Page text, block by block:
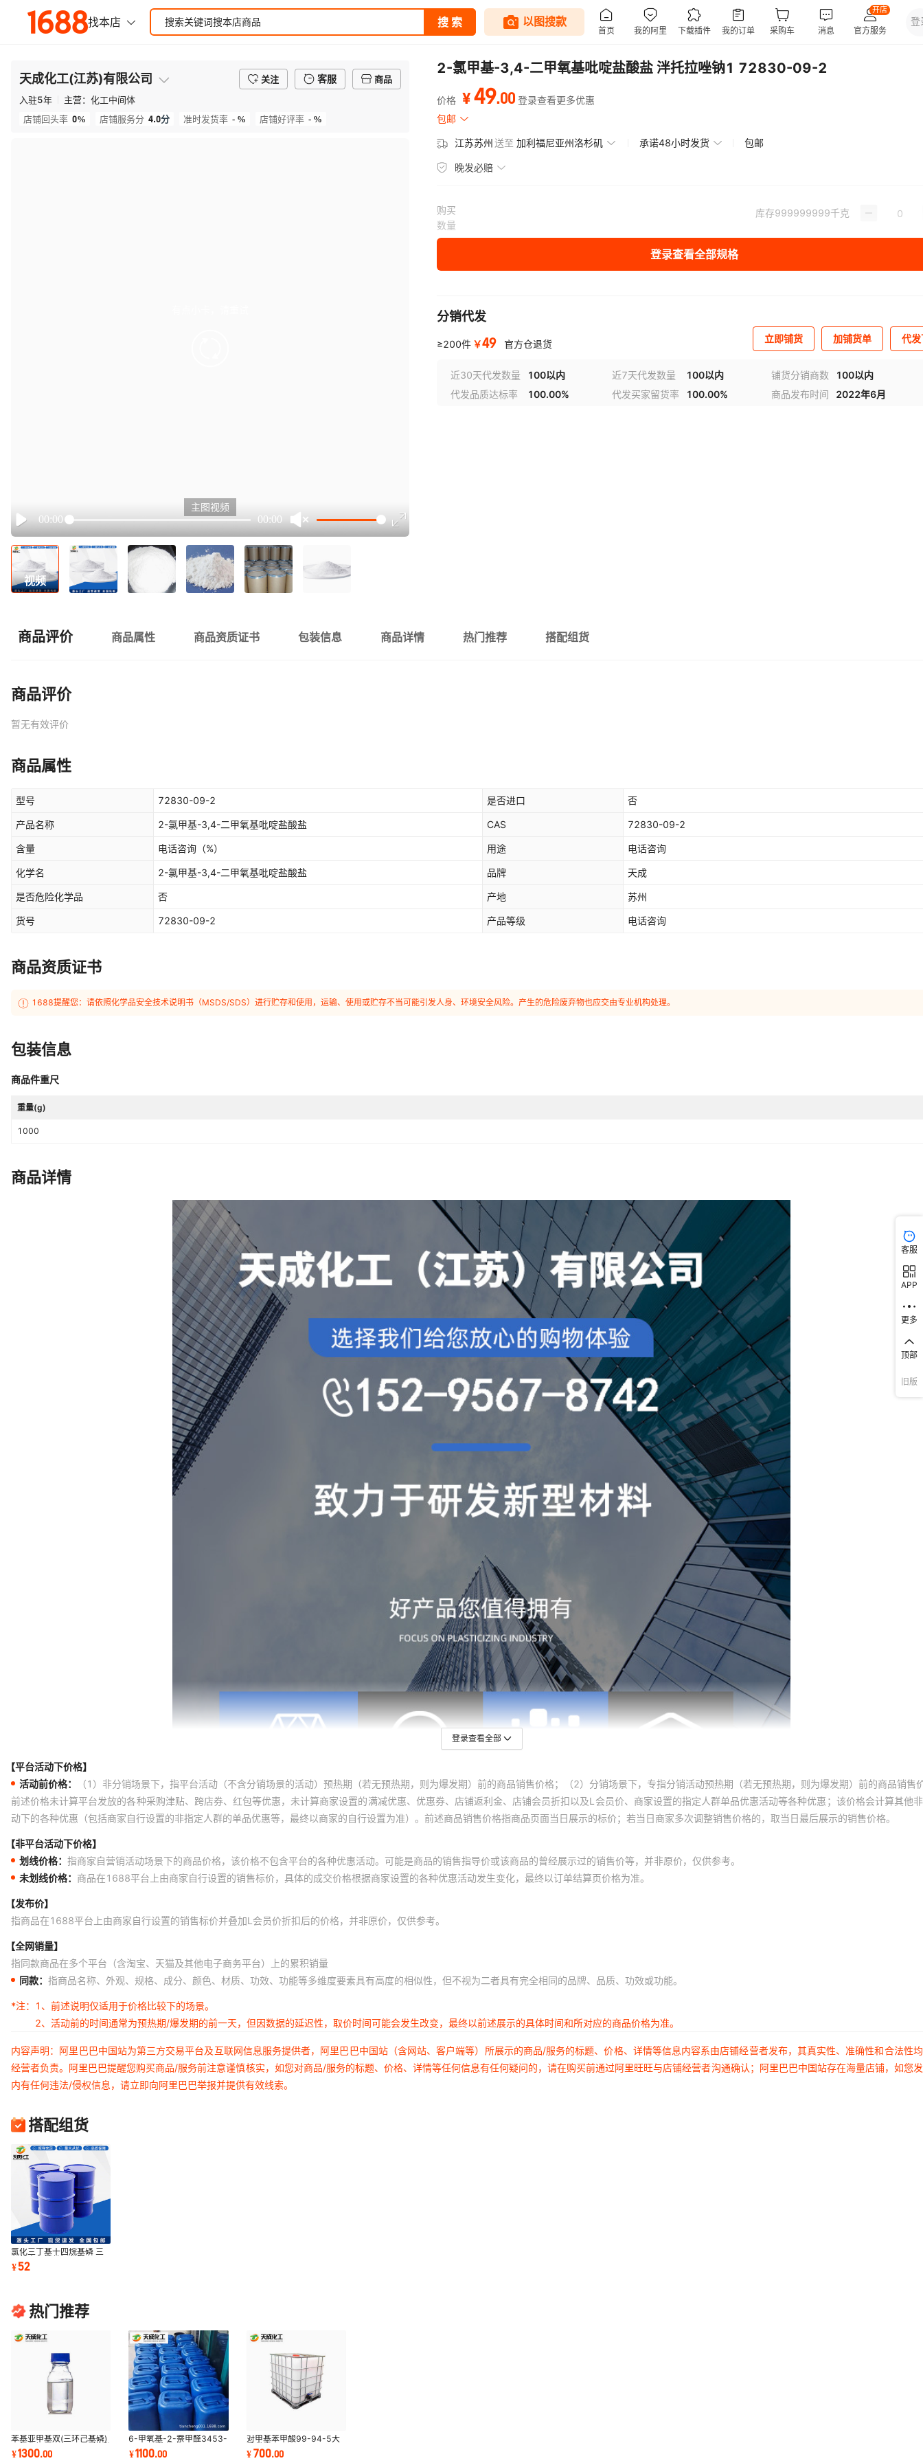
天成化工(江苏)有限公司 关注 客服
商品
入驻5年 主营： 化工中间体
店铺回头率 0% 店铺服务分 4.0分 准时发货率 - % 店铺好评率 - %
Play
00:00 00:00
主图视频
视频
2-氯甲基-3,4-二甲氧基吡啶盐酸盐 泮托拉唑钠1 72830-09-2
价格 ¥49.00 登录查看更多优惠
包邮
江苏苏州送至 加利福尼亚州洛杉矶 承诺48小时发货 包邮
晚发必赔
购买
数量
库存999999999千克
登录查看全部规格
分销代发
≥200件 ￥49 官方仓退货 立即铺货 加铺货单 代
近30天代发数量 100以内 近7天代发数量 100以内 铺货分销商数
100以内
代发品质达标率
100.00% 代发买家留货率 100.00% 商品发布时间 2022年6月
商品评价 商品属性 商品资质证书 包装信息 商品详情 热门推荐 搭配组货
商品评价
暂无有效评价
商品属性
型号 72830-09-2 是否进口 否
产品名称 2-氯甲基-3,4-二甲氧基吡啶盐酸盐 CAS 72830-09-2
含量 电话咨询 （%） 用途 电话咨询
化学名 2-氯甲基-3,4-二甲氧基吡啶盐酸盐 品牌 天成
是否危险化学品 否 产地 苏州
货号 72830-09-2 产品等级 电话咨询
商品资质证书
1688提醒您：请依照化学品安全技术说明书（MSDS/SDS）进行贮存和使用，运输、使用或贮存不当可能引发人身、环境安全风险。产生的危险废弃物也应交由专业机构处理。
包装信息
商品件重尺
重量(g)
1000
商品详情
登录查看全部
【平台活动下价格】
活动前价格：
（1）非分销场景下，指平台活动（不含分销场景的活动）预热期（若无预热期，则为爆发期）前的商品销售价格；（2）分销场景下，专指分销活动预热期（若无预热期，则为爆发期）前的商品销售
前述价格未计算平台发放的各种采购津贴、跨店券、红包等优惠，未计算商家设置的满减优惠、优惠券、店铺返利金、店铺会员折扣以及L会员价、商家设置的指定人群单品优惠活动等各种优惠；该价格会计算其他
动下的各种优惠（包括商家自行设置的非指定人群的单品优惠等，最终以商家的自行设置为准）。前述商品销售价格指商品页面当日展示的标价；若当日商家多次调整销售价格的，取当日最后展示的销售价格。
【非平台活动下价格】
划线价格： 指商家自营销活动场景下的商品价格，该价格不包含平台的各种优惠活动。可能是商品的销售指导价或该商品的曾经展示过的销售价等，并非原价，仅供参考。
未划线价格： 商品在1688平台上由商家自行设置的销售标价，具体的成交价格根据商家设置的各种优惠活动发生变化，最终以订单结算页价格为准。
【发布价】
指商品在1688平台上由商家自行设置的销售标价并叠加L会员价折扣后的价格，并非原价，仅供参考。
【全网销量】
指同款商品在多个平台（含淘宝、天猫及其他电子商务平台）上的累积销量
同款： 指商品名称、外观、规格、成分、颜色、材质、功效、功能等多维度要素具有高度的相似性，但不视为二者具有完全相同的品牌、品质、功效或功能。
*注：
1、前述说明仅适用于价格比较下的场景。
2、活动前的时间通常为预热期/爆发期的前一天，但因数据的延迟性，取价时间可能会发生改变，最终以前述展示的具体时间和所对应的商品价格为准。
内容声明：阿里巴巴中国站为第三方交易平台及互联网信息服务提供者，阿里巴巴中国站（含网站、客户端等）所展示的商品/服务的标题、价格、详情等信息内容系由店铺经营者发布，其真实性、准确性和合法性
经营者负责。阿里巴巴提醒您购买商品/服务前注意谨慎核实，如您对商品/服务的标题、价格、详情等任何信息有任何疑问的，请在购买前通过阿里旺旺与店铺经营者沟通确认；阿里巴巴中国站存在海量店铺，如您
内有任何违法/侵权信息，请立即向阿里巴巴举报并提供有效线索。
搭配组货
氯化三丁基十四烷基磷 三
丁基十四烷基氯化膦
81741-28-8
¥52
热门推荐
苯基亚甲基双(三环己基磷)
二氯化钌172222309送货
上门
¥1300.00
6-甲氧基-2-萘甲醛3453-
33-6价格优惠
¥1100.00
对甲基苯甲酸99-94-5大
量供应
¥700.00
客服
APP
更多
顶部
旧版